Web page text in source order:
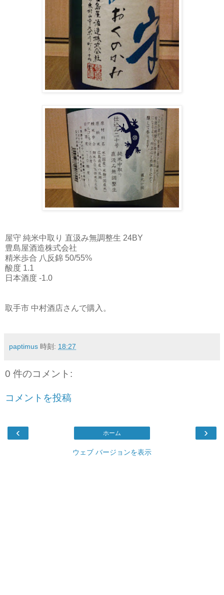
屋守 純米中取り 直汲み無調整生 24BY
豊島屋酒造株式会社
精米歩合 八反錦 50/55%
酸度 1.1
日本酒度 -1.0
取手市 中村酒店さんで購入。
paptimus 時刻: 18:27
0 件のコメント:
コメントを投稿
‹ ›
ホーム
ウェブ バージョンを表示